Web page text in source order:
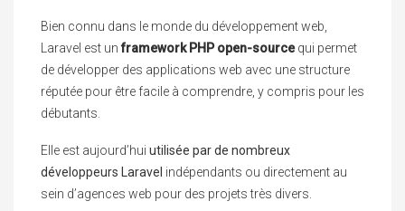
Bien connu dans le monde du développement web,
Laravel est unframework PHP open-sourcequi permet
de développer des applications web avec une structure
réputée pour être facile à comprendre, y compris pour les
débutants.
Elle est aujourd’hui utilisée par de nombreux
développeurs Laravel indépendants ou directement au
sein d’agences web pour des projets très divers.